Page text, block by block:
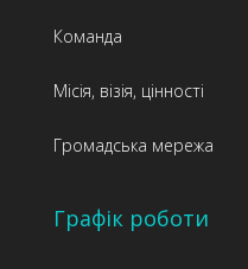
Команда
Місія, візія, цінності
Громадська мережа
Графік роботи